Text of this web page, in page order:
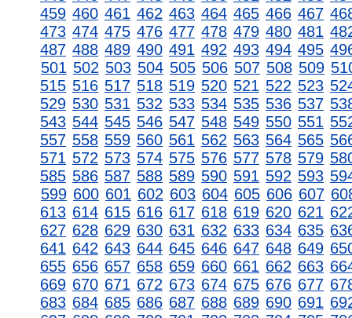
459 460 461 462 463 464 465 466 467
473 474 475 476 477 478 479 480 481
487 488 489 490 491 492 493 494 495
501 502 503 504 505 506 507 508 509
515 516 517 518 519 520 521 522 523
529 530 531 532 533 534 535 536 537
543 544 545 546 547 548 549 550 551
557 558 559 560 561 562 563 564 565
571 572 573 574 575 576 577 578 579
585 586 587 588 589 590 591 592 593
599 600 601 602 603 604 605 606 607
613 614 615 616 617 618 619 620 621
627 628 629 630 631 632 633 634 635
641 642 643 644 645 646 647 648 649
655 656 657 658 659 660 661 662 663
669 670 671 672 673 674 675 676 677
683 684 685 686 687 688 689 690 691